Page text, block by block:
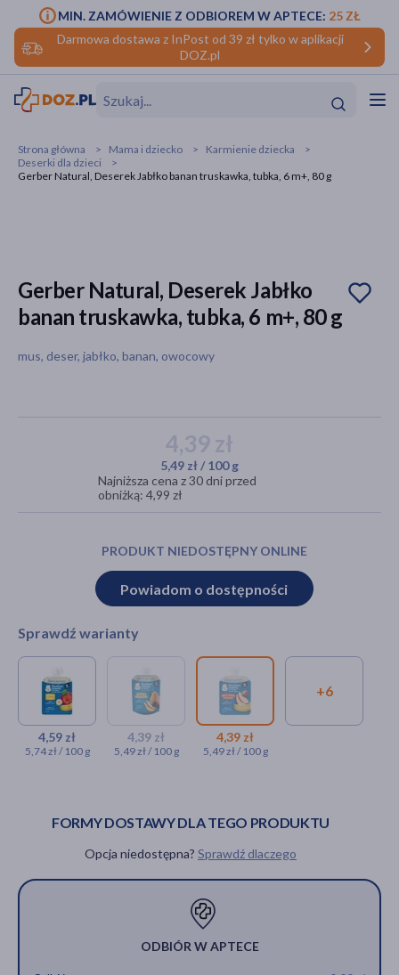
Darmowa dostawa z InPost od 39 zł tylko w aplikacji
DOZ.pl
MIN. ZAMÓWIENIE Z ODBIOREM W APTECE: 25 ZŁ
Strona główna Mama i dziecko
Karmienie dziecka
Deserki dla dzieci
Gerber Natural, Deserek Jabłko banan truskawka, tubka, 6 m+, 80 g
Gerber Natural, Deserek Jabłko
banan truskawka, tubka, 6 m+, 80 g
mus, deser, jabłko, banan, owocowy
4,39 zł
5,49 zł / 100 g
Najniższa cena z 30 dni przed
obniżką: 4,99 zł
PRODUKT NIEDOSTĘPNY ONLINE
Powiadom o dostępności
Sprawdź warianty
4,59 zł
5,74 zł / 100 g
Gerber Natural, Deserek
banan, jabłko, tubka, 6 m+, 80
g
4,39 zł
5,49 zł / 100 g
Gerber Natural,
Deserek Gruszka
suszona śliwka, tubka,
6 m+, 80 g
NIEDOSTĘPNY
4,39 zł
5,49 zł / 100 g
Gerber
Natural,
+6
FORMY DOSTAWY DLA TEGO PRODUKTU
Opcja niedostępna? Sprawdź dlaczego
ODBIÓR W APTECE